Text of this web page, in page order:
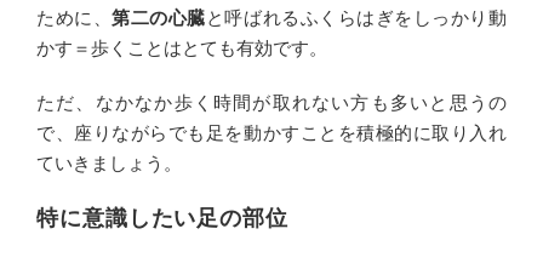
ために、第二の心臓と呼ばれるふくらはぎをしっかり動
かす＝歩くことはとても有効です。
ただ、なかなか歩く時間が取れない方も多いと思うの
で、座りながらでも足を動かすことを積極的に取り入れ
ていきましょう。
特に意識したい足の部位